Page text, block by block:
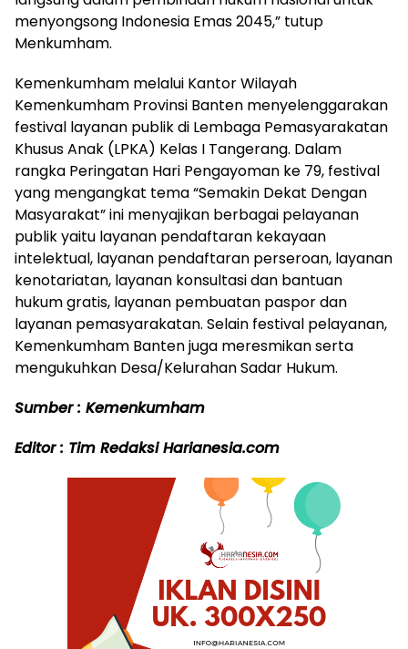
menyongsong Indonesia Emas 2045,” tutup
Menkumham.
Kemenkumham melalui Kantor Wilayah
Kemenkumham Provinsi Banten menyelenggarakan
festival layanan publik di Lembaga Pemasyarakatan
Khusus Anak (LPKA) Kelas I Tangerang. Dalam
rangka Peringatan Hari Pengayoman ke 79, festival
yang mengangkat tema “Semakin Dekat Dengan
Masyarakat” ini menyajikan berbagai pelayanan
publik yaitu layanan pendaftaran kekayaan
intelektual, layanan pendaftaran perseroan, layanan
kenotariatan, layanan konsultasi dan bantuan
hukum gratis, layanan pembuatan paspor dan
layanan pemasyarakatan. Selain festival pelayanan,
Kemenkumham Banten juga meresmikan serta
mengukuhkan Desa/Kelurahan Sadar Hukum.
Sumber : Kemenkumham
Editor : Tim Redaksi Harianesia.com